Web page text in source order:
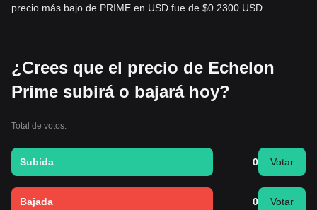
precio más bajo de PRIME en USD fue de $0.2300 USD.
¿Crees que el precio de Echelon
Prime subirá o bajará hoy?
Total de votos:
Subida 0 Votar
Bajada 0 Votar